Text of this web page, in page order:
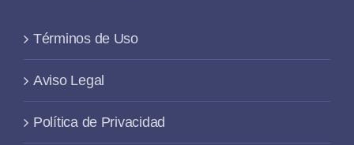
Términos de Uso
Aviso Legal
Política de Privacidad